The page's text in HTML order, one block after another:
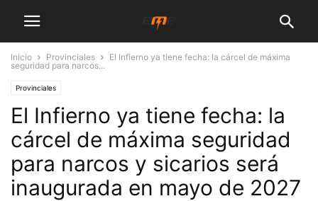
Inicio Provinciales
El Infierno ya tiene fecha: la cárcel de máxima
seguridad para narcos...
Provinciales
El Infierno ya tiene fecha: la
cárcel de máxima seguridad
para narcos y sicarios será
inaugurada en mayo de 2027